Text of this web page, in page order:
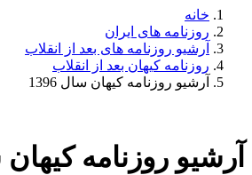
خانه
روزنامه های ایران
آرشیو روزنامه های بعد از انقلاب
روزنامه کیهان بعد از انقلاب
آرشیو روزنامه کیهان سال 1396
آرشیو روزنامه کیهان